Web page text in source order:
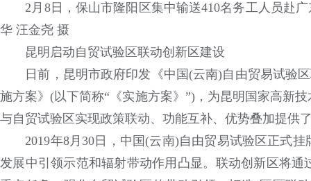
2月8日，保山市隆阳区集中输送410名务工人员赴广
华 汪金尧 摄
昆明启动自贸试验区联动创新区建设
日前，昆明市政府印发《中国(云南)自由贸易试验区
施方案》(以下简称“《实施方案》”)，为昆明国家高新
与自贸试验区实现政策联动、功能互补、优势叠加提供
2019年8月30日，中国(云南)自由贸易试验区正式挂
发展中引领示范和辐射带动作用凸显。联动创新区将